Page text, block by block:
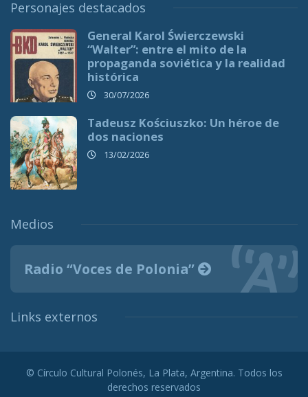
Personajes destacados
General Karol Świerczewski
“Walter”: entre el mito de la
propaganda soviética y la realidad
histórica
30/07/2026
Tadeusz Kościuszko: Un héroe de
dos naciones
13/02/2026
Medios
Radio “Voces de Polonia”
Links externos
© Círculo Cultural Polonés, La Plata, Argentina. Todos los
derechos reservados